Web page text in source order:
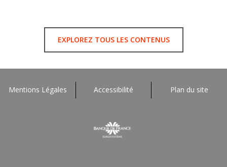
EXPLOREZ TOUS LES CONTENUS
Mentions Légales Accessibilité Plan du site